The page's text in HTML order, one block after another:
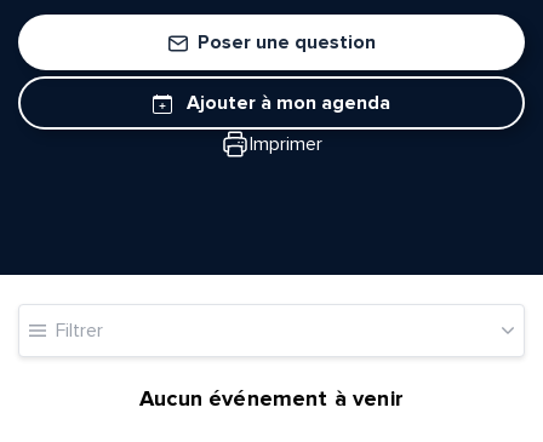
Poser une question
Ajouter à mon agenda
Imprimer
Filtrer
Aucun événement à venir
Quelle est la pertinence de cette page?